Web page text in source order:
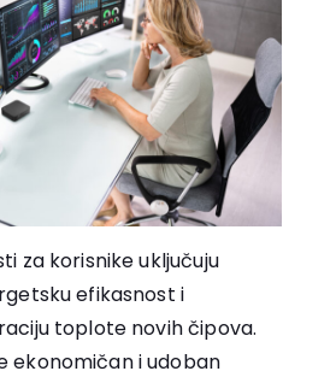
za korisnike uključuju
efikasnost i
toplote novih čipova.
ekonomičan i udoban